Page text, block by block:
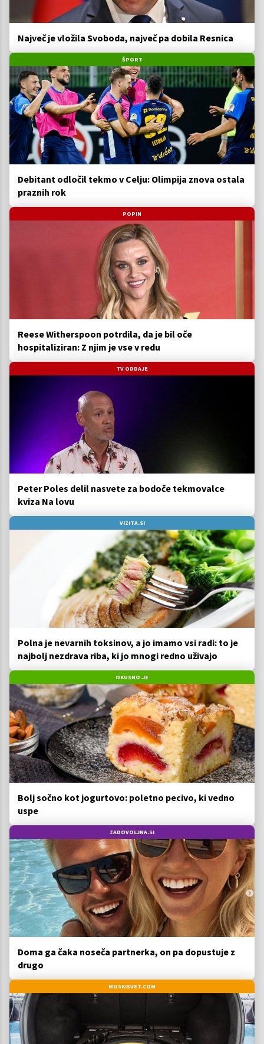
Največ je vložila Svoboda, največ pa dobila Resnica
ŠPORT
Debitant odločil tekmo v Celju: Olimpija znova ostala
praznih rok
POPIN
Reese Witherspoon potrdila, da je bil oče
hospitaliziran: Z njim je vse v redu
TV ODDAJE
Peter Poles delil nasvete za bodoče tekmovalce
kviza Na lovu
VIZITA.SI
Polna je nevarnih toksinov, a jo imamo vsi radi: to je
najbolj nezdrava riba, ki jo mnogi redno uživajo
OKUSNO.JE
Bolj sočno kot jogurtovo: poletno pecivo, ki vedno
uspe
ZADOVOLJNA.SI
Doma ga čaka noseča partnerka, on pa dopustuje z
drugo
MOSKISVET.COM